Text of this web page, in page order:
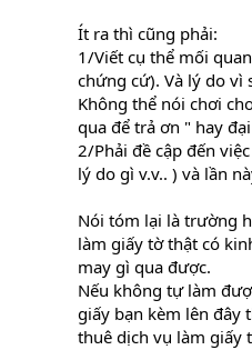
Ít ra thì cũng phải:
1/Viết cụ thể mối
chứng cứ). Và lý do vì
Không thể nói chơi
qua để trả ơn " hay
2/Phải đề cập đến
lý do gì v.v.. ) và lần
Nói tóm lại là trường
làm giấy tờ thật có
may gì qua được.
Nếu không tự làm
giấy bạn kèm lên đây
thuê dịch vụ làm giấy